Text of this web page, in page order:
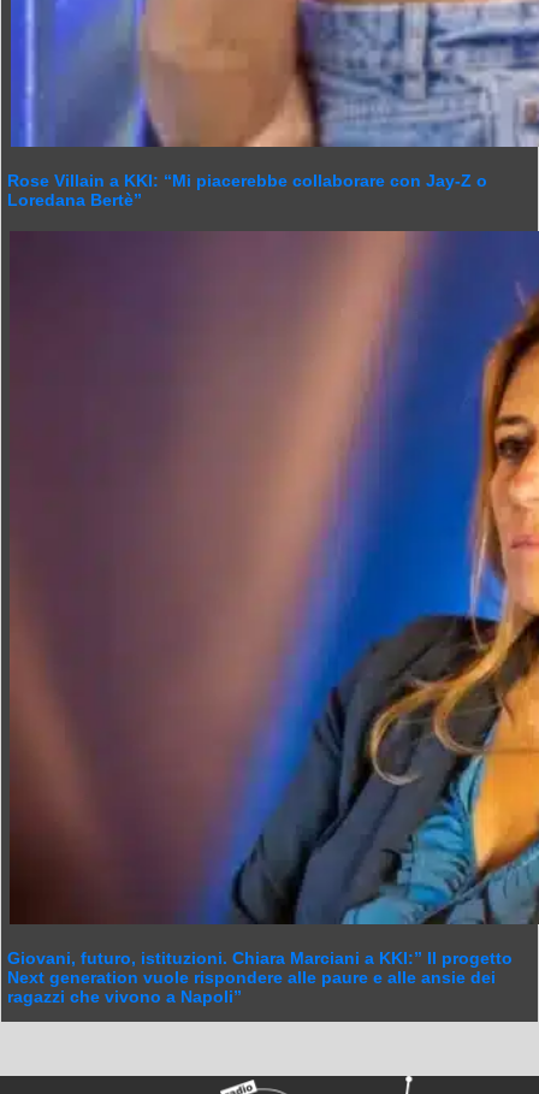
Rose Villain a KKI: “Mi piacerebbe collaborare con Jay-Z o
Loredana Bertè”
Giovani, futuro, istituzioni. Chiara Marciani a KKI:” Il progetto
Next generation vuole rispondere alle paure e alle ansie dei
ragazzi che vivono a Napoli”